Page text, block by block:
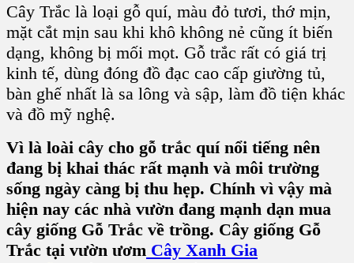
Cây Trắc là loại gỗ quí, màu đỏ tươi, thớ mịn,
mặt cắt mịn sau khi khô không nẻ cũng ít biến
dạng, không bị mối mọt. Gỗ trắc rất có giá trị
kinh tế, dùng đóng đồ đạc cao cấp giường tủ,
bàn ghế nhất là sa lông và sập, làm đồ tiện khác
và đồ mỹ nghệ.
Vì là loài cây cho gỗ trắc quí nổi tiếng nên
đang bị khai thác rất mạnh và môi trường
sống ngày càng bị thu hẹp. Chính vì vậy mà
hiện nay các nhà vườn đang mạnh dạn mua
cây giống Gỗ Trắc về trồng. Cây giống Gỗ
Trắc tại vườn ươm Cây Xanh Gia